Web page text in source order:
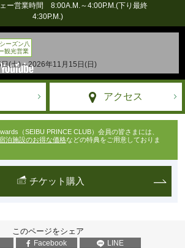
ー営業時間 8:00A.M.～4:00P.M.(下り最終
4:30P.M.)
ーズン八
観光営業
(土)～2026年11月15日(日)
アクセス
（SEIBU PRINCE CLUB）会員の皆さまには、
泊施設のお得な価格などの特典をご用意しておりま
チケット購入
このページをシェア
Facebook LINE